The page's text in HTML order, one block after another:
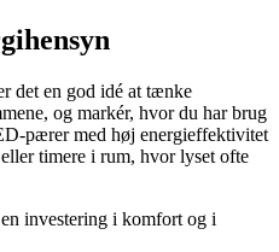
det en god idé at tænke
og markér, hvor du har brug
pærer med høj energieffektivitet
timere i rum, hvor lyset ofte
investering i komfort og i